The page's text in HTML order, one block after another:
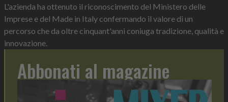
L'azienda ha ottenuto il riconoscimento del Ministero delle
Imprese e del Made in Italy confermando il valore di un
percorso che da oltre cinquant'anni coniuga tradizione, qualità e
innovazione.
Abbonati al magazine